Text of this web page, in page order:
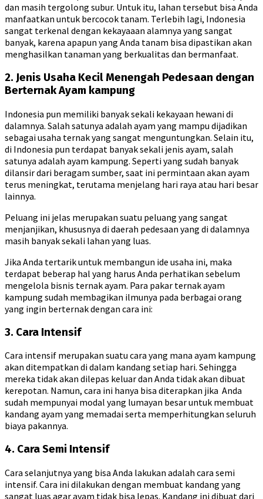
dan masih tergolong subur. Untuk itu, lahan tersebut bisa Anda
manfaatkan untuk bercocok tanam. Terlebih lagi, Indonesia
sangat terkenal dengan kekayaaan alamnya yang sangat
banyak, karena apapun yang Anda tanam bisa dipastikan akan
menghasilkan tanaman yang berkualitas dan bermanfaat.
2. Jenis Usaha Kecil Menengah Pedesaan dengan
Berternak Ayam kampung
Indonesia pun memiliki banyak sekali kekayaan hewani di
dalamnya. Salah satunya adalah ayam yang mampu dijadikan
sebagai usaha ternak yang sangat menguntungkan. Selain itu,
di Indonesia pun terdapat banyak sekali jenis ayam, salah
satunya adalah ayam kampung. Seperti yang sudah banyak
dilansir dari beragam sumber, saat ini permintaan akan ayam
terus meningkat, terutama menjelang hari raya atau hari besar
lainnya.
Peluang ini jelas merupakan suatu peluang yang sangat
menjanjikan, khususnya di daerah pedesaan yang di dalamnya
masih banyak sekali lahan yang luas.
Jika Anda tertarik untuk membangun ide usaha ini, maka
terdapat beberap hal yang harus Anda perhatikan sebelum
mengelola bisnis ternak ayam. Para pakar ternak ayam
kampung sudah membagikan ilmunya pada berbagai orang
yang ingin berternak dengan cara ini:
3. Cara Intensif
Cara intensif merupakan suatu cara yang mana ayam kampung
akan ditempatkan di dalam kandang setiap hari. Sehingga
mereka tidak akan dilepas keluar dan Anda tidak akan dibuat
kerepotan. Namun, cara ini hanya bisa diterapkan jika Anda
sudah mempunyai modal yang lumayan besar untuk membuat
kandang ayam yang memadai serta memperhitungkan seluruh
biaya pakannya.
4. Cara Semi Intensif
Cara selanjutnya yang bisa Anda lakukan adalah cara semi
intensif. Cara ini dilakukan dengan membuat kandang yang
sangat luas agar ayam tidak bisa lepas. Kandang ini dibuat dari